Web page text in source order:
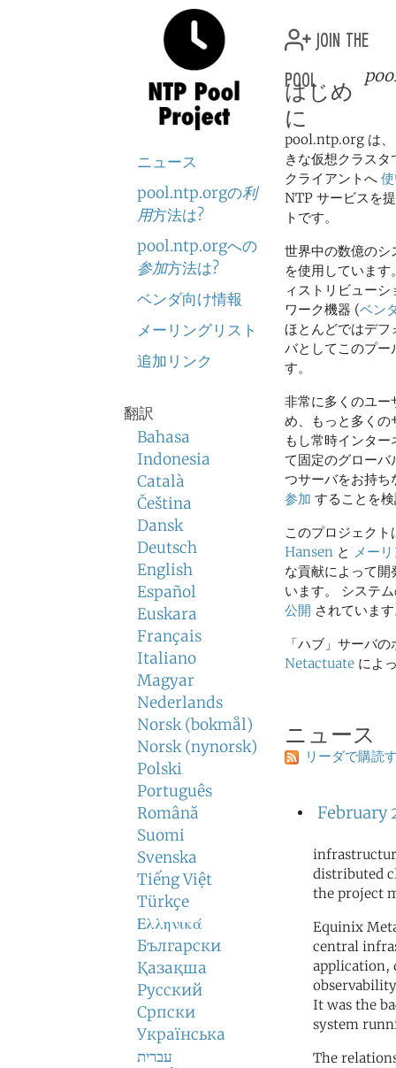
ニュース
pool.ntp.orgの利
用方法は?
pool.ntp.orgへの
参加方法は?
ベンダ向け情報
メーリングリスト
追加リンク
翻訳
Bahasa
Indonesia
Català
Čeština
Dansk
Deutsch
English
Español
Euskara
Français
Italiano
Magyar
Nederlands
Norsk (bokmål)
Norsk (nynorsk)
Polski
Português
Română
Suomi
Svenska
Tiếng Việt
Türkçe
Ελληνικά
Български
Қазақша
Русский
Српски
Українська
עברית
join the
pool
はじめ
に
pool.ntp.org は、
きな仮想クラス
クライアントへ
NTP サービスを
トです。
世界中の数億のシ
を使用していま
ィストリビュー
ワーク機器 (ベン
ほとんどではデフ
バとしてこのプー
す。
非常に多くのユー
め、もっと多くの
もし常時インタ
て固定のグロー
つサーバをお持
参加 することを
このプロジェク
Hansen と メー
な貢献によって
います。 システ
公開 されていま
「ハブ」サーバ
Netactuate によ
ニュース
リーダで購読
February
distributed
the project
Equinix
central
application,
It was the
system
The